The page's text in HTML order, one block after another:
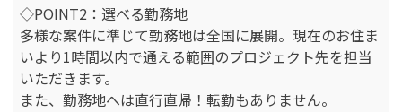
◇POINT2：選べる勤務地
多様な案件に準じて勤務地は全国に展開。現在のお住ま
いより1時間以内で通える範囲のプロジェクト先を担当
いただきます。
また、勤務地へは直行直帰！転勤もありません。